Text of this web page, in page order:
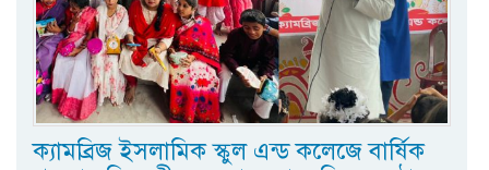
ক্যামব্রিজ ইসলামিক স্কুল এন্ড কলেজে বার্ষিক